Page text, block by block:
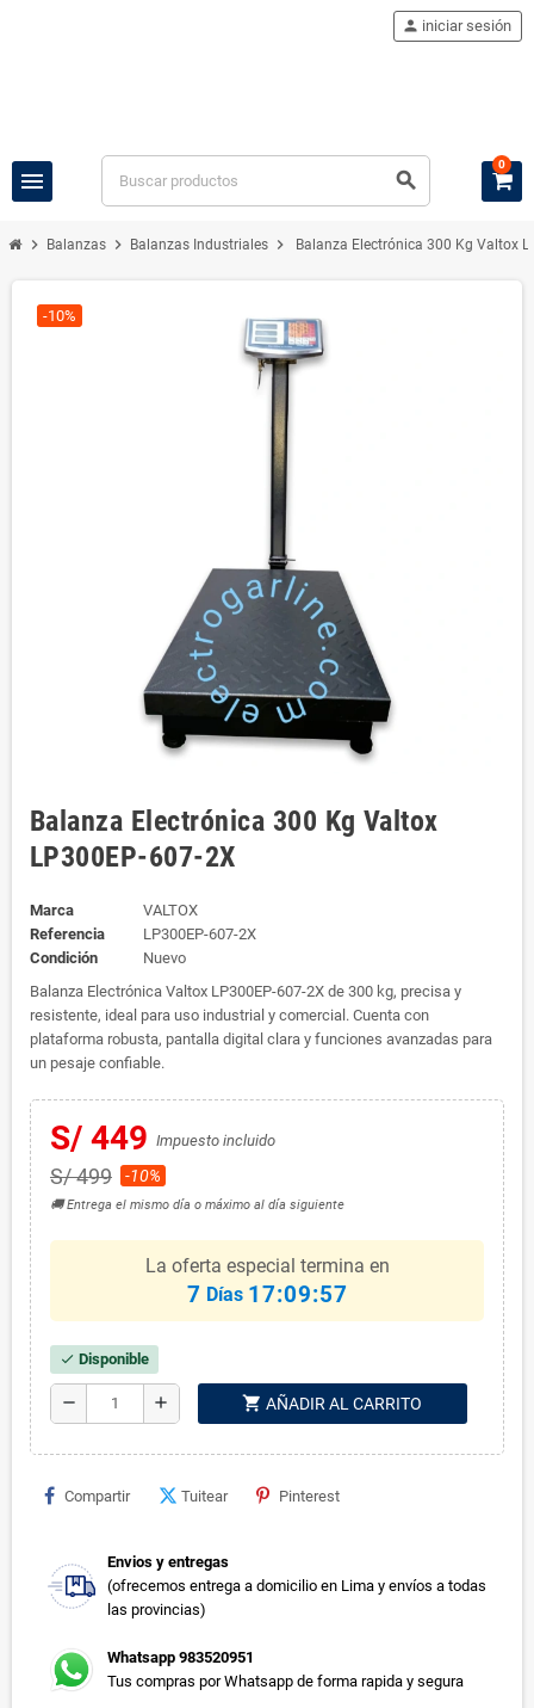
menu search
person iniciar sesión
0
chevron_right Balanzas chevron_right Balanzas Industriales chevron_right Balanza Electrónica 300 Kg Valtox
-10%
Balanza Electrónica 300 Kg Valtox
LP300EP-607-2X
Marca
VALTOX
Referencia
LP300EP-607-2X
Condición
Nuevo
Balanza Electrónica Valtox LP300EP-607-2X de 300 kg, precisa y
resistente, ideal para uso industrial y comercial. Cuenta con
plataforma robusta, pantalla digital clara y funciones avanzadas para
un pesaje confiable.
S/ 449 Impuesto incluido
S/ 499 -10%
🚚 Entrega el mismo día o máximo al día siguiente
La oferta especial termina en
7 Días 17:09:57
check Disponible
remove add shopping_cart AÑADIR AL CARRITO
Compartir Tuitear Pinterest
Envios y entregas
(ofrecemos entrega a domicilio en Lima y envíos a todas
las provincias)
Whatsapp 983520951
Tus compras por Whatsapp de forma rapida y segura